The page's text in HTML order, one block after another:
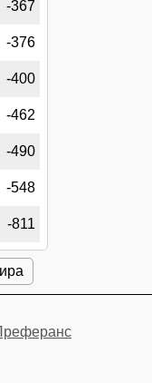
-367
-376
-400
-462
-490
-548
-811